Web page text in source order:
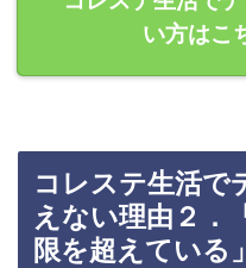
い方はこ
コレステ生活で
えない理由２．
限を超えている」